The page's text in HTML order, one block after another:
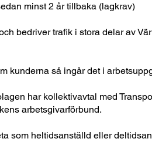
minst 2 år tillbaka (lagkrav)
bedriver trafik i stora delar av
kunderna så ingår det i
har kollektivavtal med
arbetsgivarförbund.
som heltidsanställd eller